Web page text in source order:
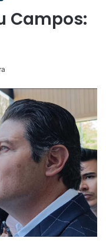
Campos: